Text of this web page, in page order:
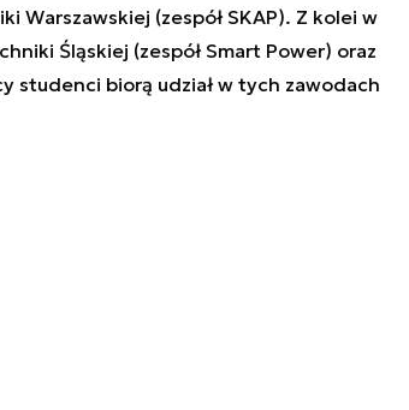
Warszawskiej (zespół SKAP). Z kolei w
Śląskiej (zespół Smart Power) oraz
studenci biorą udział w tych zawodach